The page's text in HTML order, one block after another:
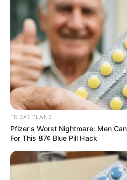
FRIDAY PLANS
Pfizer's Worst Nightmare: Men
For This 87¢ Blue Pill Hack